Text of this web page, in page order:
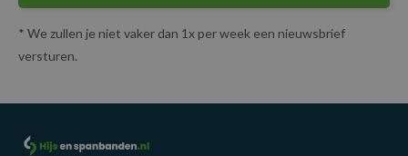
* We zullen je niet vaker dan 1x per week een nieuwsbrief
versturen.